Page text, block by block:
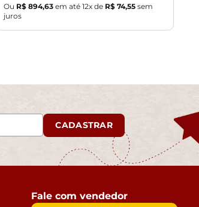
Ou R$ 894,63 em até 12x de R$ 74,55 sem
juros
CADASTRAR
Fale com vendedor